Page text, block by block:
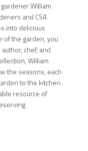
William
and CSA
into delicious
of the garden, you
chef, and
William
the seasons, each
to the kitchen
resource of